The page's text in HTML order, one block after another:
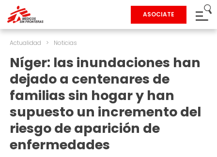
ASOCIATE
Actualidad > Noticias
Níger: las inundaciones han
dejado a centenares de
familias sin hogar y han
supuesto un incremento del
riesgo de aparición de
enfermedades